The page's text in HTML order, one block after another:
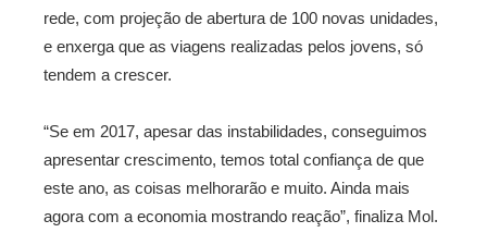
rede, com projeção de abertura de 100 novas unidades,
e enxerga que as viagens realizadas pelos jovens, só
tendem a crescer.
“Se em 2017, apesar das instabilidades, conseguimos
apresentar crescimento, temos total confiança de que
este ano, as coisas melhorarão e muito. Ainda mais
agora com a economia mostrando reação”, finaliza Mol.